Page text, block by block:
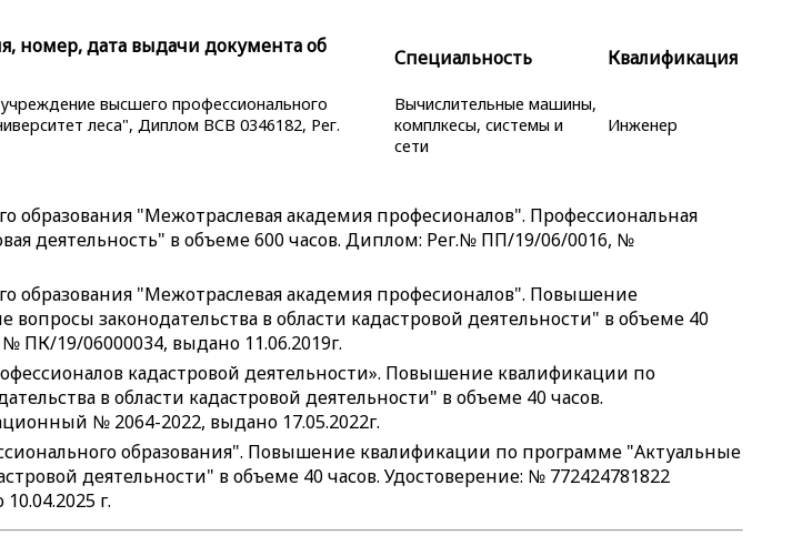
номер, дата выдачи документа об
Специальность Квалификация
высшего профессионального
леса", Диплом ВСВ 0346182, Рег.
Вычислительные машины,
комплкесы, системы и
сети
Инженер
образования "Межотраслевая академия професионалов". Профессиональная
деятельность" в объеме 600 часов. Диплом: Рег.№ ПП/19/06/0016, №
образования "Межотраслевая академия професионалов". Повышение
законодательства в области кадастровой деятельности" в объеме 40
ПК/19/06000034, выдано 11.06.2019г.
кадастровой деятельности». Повышение квалификации по
в области кадастровой деятельности" в объеме 40 часов.
№ 2064-2022, выдано 17.05.2022г.
образования". Повышение квалификации по программе "Актуальные
деятельности" в объеме 40 часов. Удостоверение: № 772424781822
г.